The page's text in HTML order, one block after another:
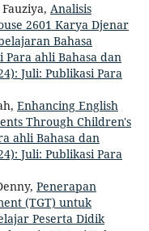
Analisis
2601 Karya Djenar
Bahasa
Para ahli Bahasa dan
Juli: Publikasi Para
Enhancing English
Through Children's
ahli Bahasa dan
Juli: Publikasi Para
Penerapan
(TGT) untuk
Peserta Didik